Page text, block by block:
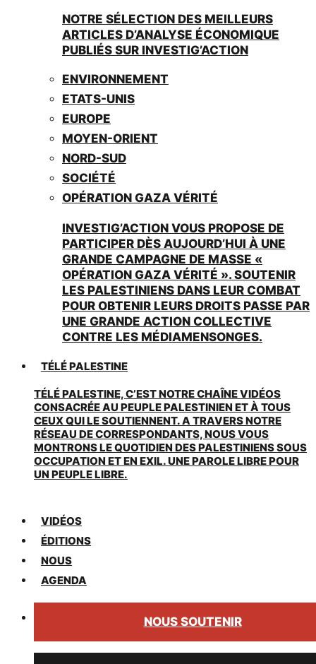
NOTRE SÉLECTION DES MEILLEURS
ARTICLES D’ANALYSE ÉCONOMIQUE
PUBLIÉS SUR INVESTIG’ACTION
ENVIRONNEMENT
ETATS-UNIS
EUROPE
MOYEN-ORIENT
NORD-SUD
SOCIÉTÉ
OPÉRATION GAZA VÉRITÉ
INVESTIG’ACTION VOUS PROPOSE DE
PARTICIPER DÈS AUJOURD’HUI À UNE
GRANDE CAMPAGNE DE MASSE «
OPÉRATION GAZA VÉRITÉ ». SOUTENIR
LES PALESTINIENS DANS LEUR COMBAT
POUR OBTENIR LEURS DROITS PASSE PAR
UNE GRANDE ACTION COLLECTIVE
CONTRE LES MÉDIAMENSONGES.
TÉLÉ PALESTINE
TÉLÉ PALESTINE, C’EST NOTRE CHAÎNE VIDÉOS
CONSACRÉE AU PEUPLE PALESTINIEN ET À TOUS
CEUX QUI LE SOUTIENNENT. A TRAVERS NOTRE
RÉSEAU DE CORRESPONDANTS, NOUS VOUS
MONTRONS LE QUOTIDIEN DES PALESTINIENS SOUS
OCCUPATION ET EN EXIL. UNE PAROLE LIBRE POUR
UN PEUPLE LIBRE.
VIDÉOS
ÉDITIONS
NOUS
AGENDA
NOUS SOUTENIR